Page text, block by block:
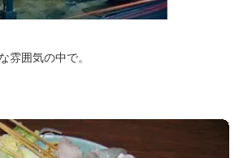
雰囲気の中で。